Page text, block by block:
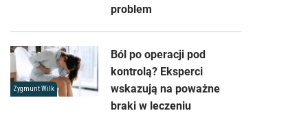
problem
Zygmunt Wilk
Ból po operacji pod
kontrolą? Eksperci
wskazują na poważne
braki w leczeniu